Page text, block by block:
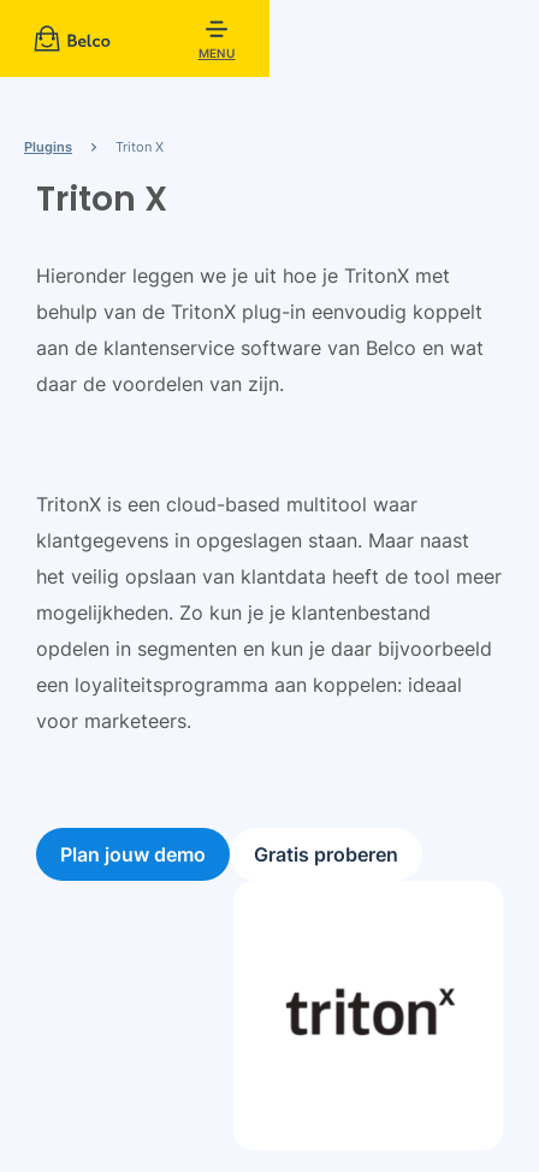
MENU
Plugins Triton X
Triton X
Hieronder leggen we je uit hoe je TritonX met
behulp van de TritonX plug-in eenvoudig koppelt
aan de klantenservice software van Belco en wat
daar de voordelen van zijn.
TritonX is een cloud-based multitool waar
klantgegevens in opgeslagen staan. Maar naast
het veilig opslaan van klantdata heeft de tool meer
mogelijkheden. Zo kun je je klantenbestand
opdelen in segmenten en kun je daar bijvoorbeeld
een loyaliteitsprogramma aan koppelen: ideaal
voor marketeers.
Plan jouw demo Gratis proberen